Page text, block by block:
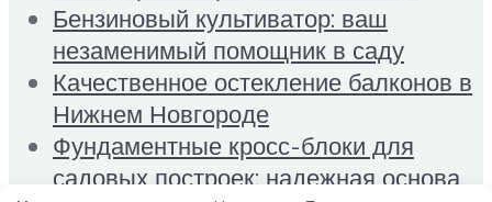
Бензиновый культиватор: ваш
незаменимый помощник в саду
Качественное остекление балконов в
Нижнем Новгороде
Фундаментные кросс-блоки для
садовых построек: надежная основа